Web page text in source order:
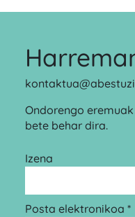
Ondorengo
bete behar dira.
Izena
Posta elektronikoa *